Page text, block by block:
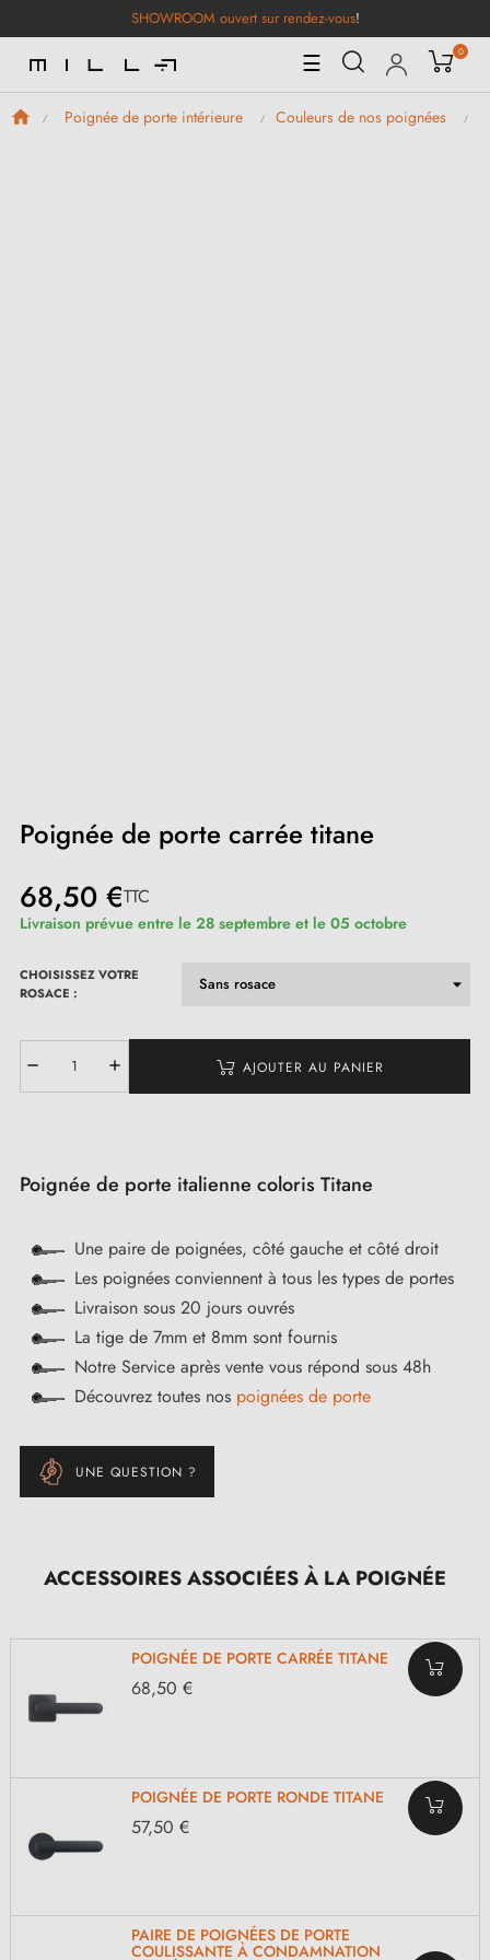
SHOWROOM ouvert sur rendez-vous!
Basculer
la
navigation
☰ 0
Poignée de porte intérieure Couleurs de nos poignées
Poignée de porte carrée titane
68,50 €TTC
Livraison prévue entre le 28 septembre et le 05 octobre
CHOISISSEZ VOTRE
ROSACE :
AJOUTER AU PANIER
Poignée de porte italienne coloris Titane
Une paire de poignées, côté gauche et côté droit
Les poignées conviennent à tous les types de portes
Livraison sous 20 jours ouvrés
La tige de 7mm et 8mm sont fournis
Notre Service après vente vous répond sous 48h
Découvrez toutes nos poignées de porte
UNE QUESTION ?
ACCESSOIRES ASSOCIÉES À LA POIGNÉE
POIGNÉE DE PORTE CARRÉE TITANE
68,50 €
POIGNÉE DE PORTE RONDE TITANE
57,50 €
PAIRE DE POIGNÉES DE PORTE
COULISSANTE À CONDAMNATION